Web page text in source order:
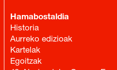
Hamabostaldia
Historia
Aurreko edizioak
Kartelak
Egoitzak